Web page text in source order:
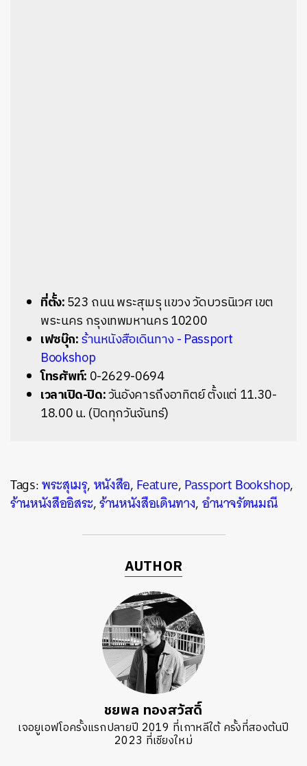
ที่ตั้ง:523 ถนน พระสุเมรุ แขวง วัดบวรนิเวศ เขต
พระนคร กรุงเทพมหานคร 10200
เฟซบุ๊ก:ร้านหนังสือเดินทาง - Passport
Bookshop
โทรศัพท์: 0-2629-0694
เวลาเปิด-ปิด:วันอังคารถึงอาทิตย์ ตั้งแต่ 11.30-
18.00 น. (ปิดทุกวันจันทร์)
Tags:พระสุเมรุ,หนังสือ,Feature,Passport Bookshop,
ร้านหนังสืออิสระ,ร้านหนังสือเดินทาง,อำนาจรัตนมณี
AUTHOR
ชยพล ทองสวัสดิ์
เจอยูเอฟโอครั้งแรกปลายปี 2019 ที่เกาหลีใต้ ครั้งที่สองต้นปี
2023 ที่เชียงใหม่